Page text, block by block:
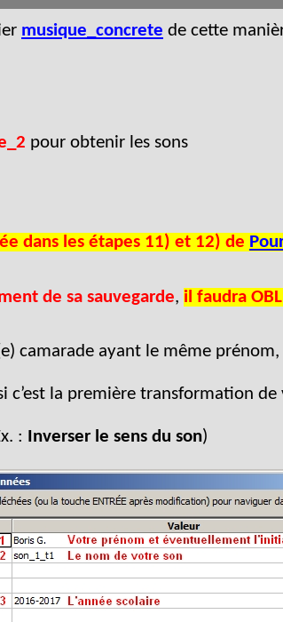
musique_concrete de cette
pour obtenir les sons
dans les étapes 11) et 12) de
de sa sauvegarde, il faudra
camarade ayant le même
c’est la première transformation de
: Inverser le sens du son)